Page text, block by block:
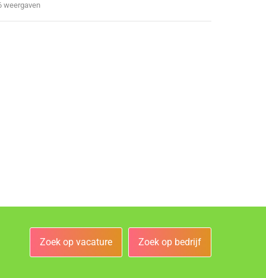
weergaven
Zoek op vacature Zoek op bedrijf